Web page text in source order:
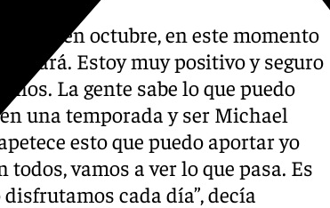
en octubre, en este momento
llegará. Estoy muy positivo y seguro
La gente sabe lo que puedo
una temporada y ser Michael
esto que puedo aportar yo
todos, vamos a ver lo que pasa. Es
cada día”, decía